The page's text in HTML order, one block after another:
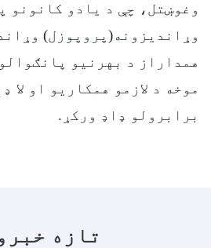
وغوښتل، چې د یادو کانونو
وړاندیزونه(پروپوزل)
همداراز د بهرنیو
موخه د لازمو همکاریو او لا
برابرولو ډاډ ورکړ.
تازه